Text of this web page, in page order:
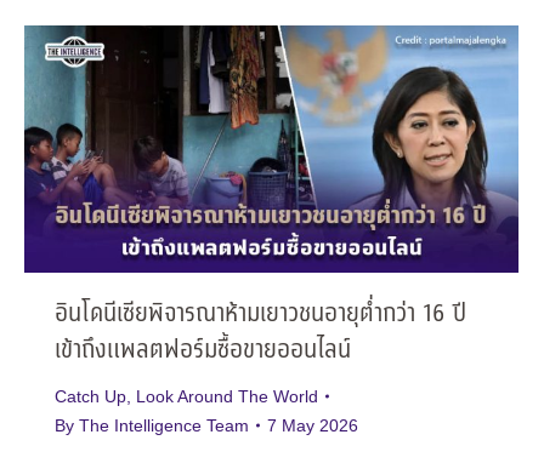
อินโดนีเซียพิจารณาห้ามเยาวชนอายุต่ำกว่า 16 ปี
เข้าถึงแพลตฟอร์มซื้อขายออนไลน์
Catch Up Look Around The World
By The Intelligence Team 7 May 2026